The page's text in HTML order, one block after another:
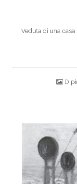
Veduta di una